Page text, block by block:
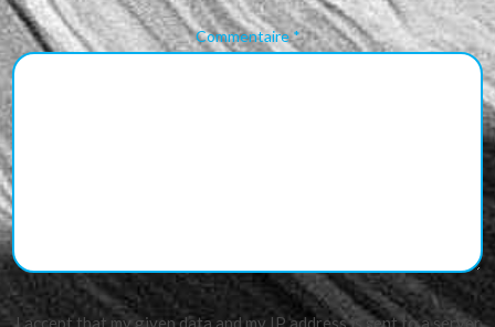
Commentaire*
I accept that my given data and my IP address is sent to a server